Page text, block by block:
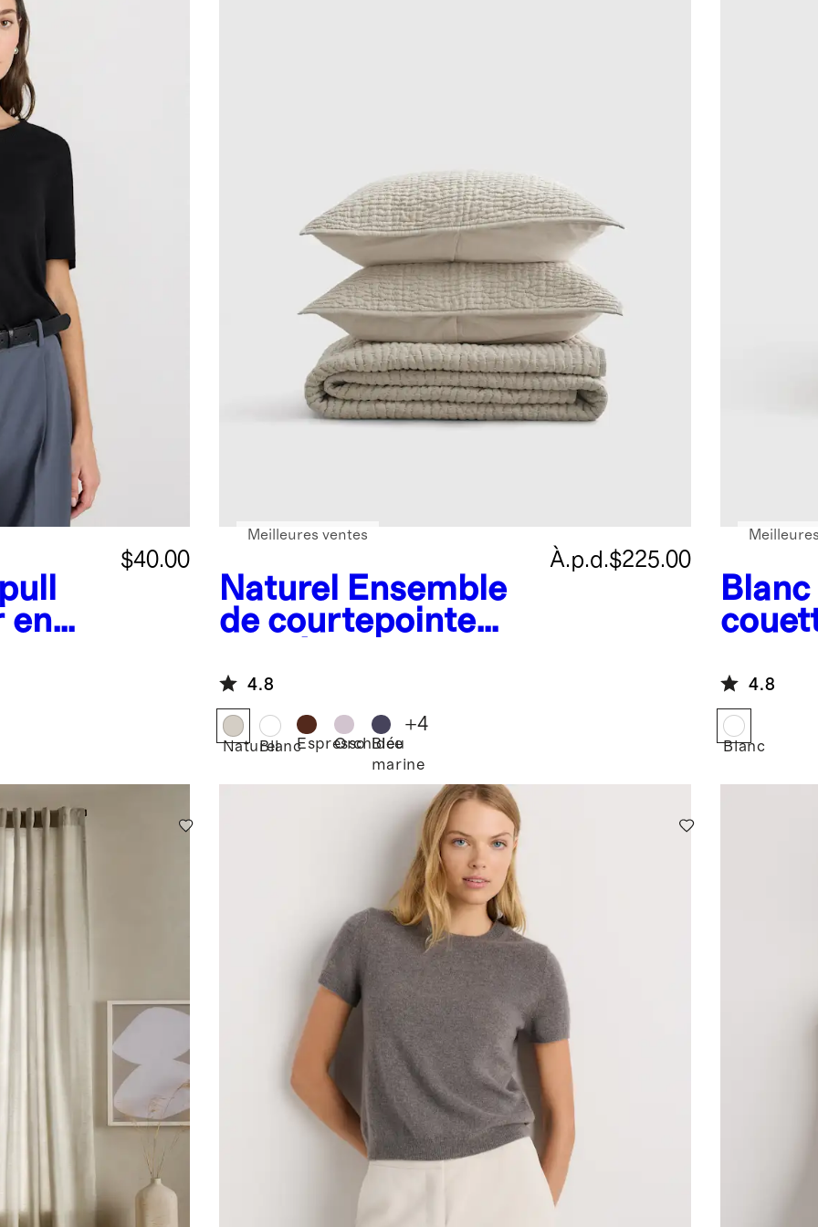
en
$40.00
Naturel
Ensemble
de courtepointe
européen et coton
À.p.d.$225.00
Meilleures ventes
4.8
NaturelBlancEspressoOrchidée
Bleu
marine
+4
Blanc
4.8
Blanc